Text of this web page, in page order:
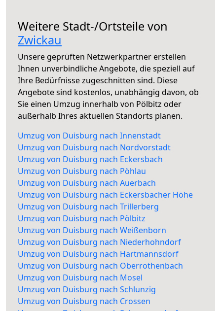
Weitere Stadt-/Ortsteile von
Zwickau
Unsere geprüften Netzwerkpartner erstellen
Ihnen unverbindliche Angebote, die speziell auf
Ihre Bedürfnisse zugeschnitten sind. Diese
Angebote sind kostenlos, unabhängig davon, ob
Sie einen Umzug innerhalb von Pölbitz oder
außerhalb Ihres aktuellen Standorts planen.
Umzug von Duisburg nach Innenstadt
Umzug von Duisburg nach Nordvorstadt
Umzug von Duisburg nach Eckersbach
Umzug von Duisburg nach Pöhlau
Umzug von Duisburg nach Auerbach
Umzug von Duisburg nach Eckersbacher Höhe
Umzug von Duisburg nach Trillerberg
Umzug von Duisburg nach Pölbitz
Umzug von Duisburg nach Weißenborn
Umzug von Duisburg nach Niederhohndorf
Umzug von Duisburg nach Hartmannsdorf
Umzug von Duisburg nach Oberrothenbach
Umzug von Duisburg nach Mosel
Umzug von Duisburg nach Schlunzig
Umzug von Duisburg nach Crossen